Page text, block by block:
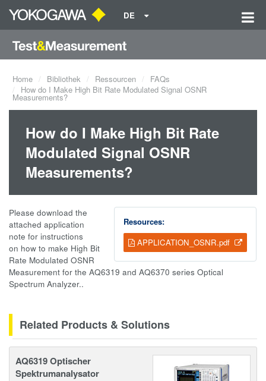
DE
Home Bibliothek Ressourcen
FAQs
How do I Make High Bit Rate Modulated Signal OSNR
Measurements?
How do I Make High Bit Rate
Modulated Signal OSNR
Measurements?
Resources:
APPLICATION_OSNR.pdf
Please download the
attached application
note for instructions
on how to make High Bit
Rate Modulated OSNR
Measurement for the AQ6319 and AQ6370 series Optical
Spectrum Analyzer..
Related Products & Solutions
AQ6319 Optischer
Spektrumanalysator